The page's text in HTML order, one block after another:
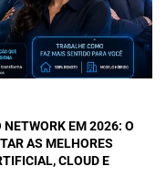
NETWORK EM 2026: O
AS MELHORES
CLOUD E